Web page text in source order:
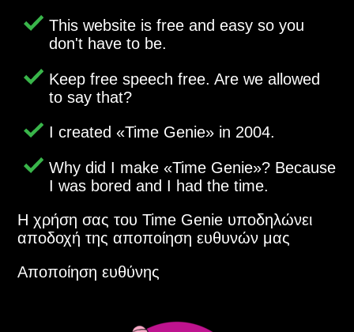
This website is free and easy so you
don't have to be.
Keep free speech free. Are we allowed
to say that?
I created Time Genie in 2004.
Why did I make Time Genie ? Because
I was bored and I had the time.
Η χρήση σας του Time Genie υποδηλώνει
αποδοχή της αποποίηση ευθυνών μας
Αποποίηση ευθύνης